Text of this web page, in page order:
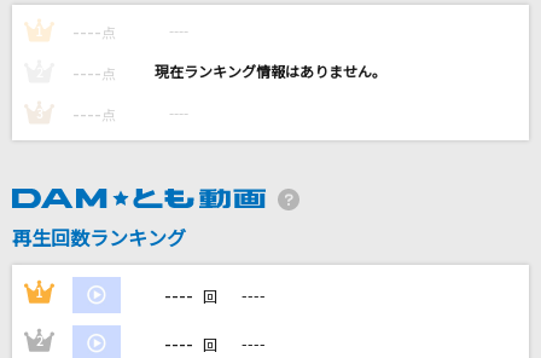
LOVE SONG
LUNA SEA
栄光の架橋
Chapter
NELKE
1 ---- 点 ----
---- 点 ----
3 ---- 点 ----
再生回数ランキング
1 ---- 回 ----
2 ---- 回 ----